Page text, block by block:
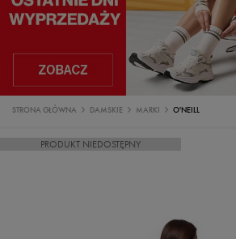
STRONA GŁÓWNA DAMSKIE MARKI O'NEILL
PRODUKT NIEDOSTĘPNY